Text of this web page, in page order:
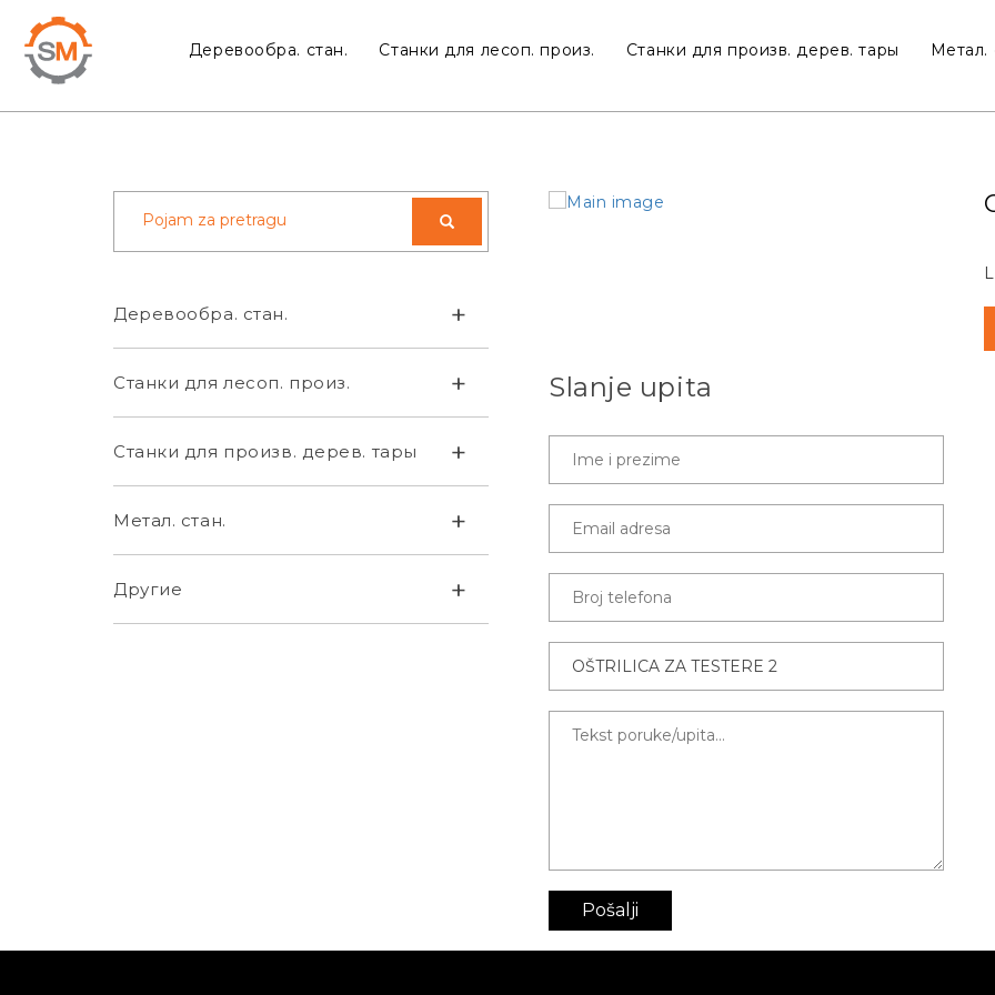
Деревообра. стан. Станки для лесоп. произ. Станки для произв. дерев. тары Метал.
Деревообра. стан. +
Станки для лесоп. произ. +
Станки для произв. дерев. тары +
Метал. стан. +
Другие +
Slanje upita